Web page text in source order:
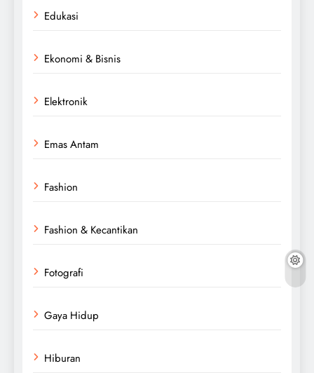
Edukasi
Ekonomi & Bisnis
Elektronik
Emas Antam
Fashion
Fashion & Kecantikan
Fotografi
Gaya Hidup
Hiburan